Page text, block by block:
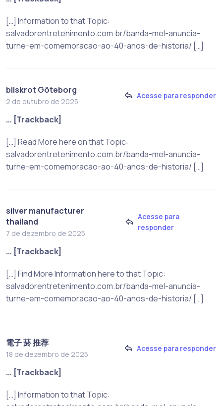
[…] Information to that Topic:
salvadorentretenimento.com.br/banda-mel-anuncia-
turne-em-comemoracao-ao-40-anos-de-historia/ […]
bilskrot Göteborg
2 de outubro de 2025
Acesse para responder
… [Trackback]
[…] Read More here on that Topic:
salvadorentretenimento.com.br/banda-mel-anuncia-
turne-em-comemoracao-ao-40-anos-de-historia/ […]
silver manufacturer
thailand
7 de dezembro de 2025
Acesse para
responder
… [Trackback]
[…] Find More Information here to that Topic:
salvadorentretenimento.com.br/banda-mel-anuncia-
turne-em-comemoracao-ao-40-anos-de-historia/ […]
電子 菸 推荐
18 de dezembro de 2025
Acesse para responder
… [Trackback]
[…] Information to that Topic: